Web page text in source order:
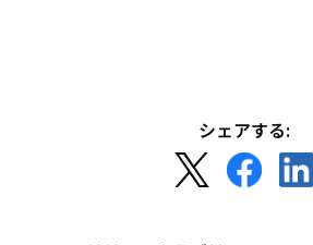
シェアする:
し
新